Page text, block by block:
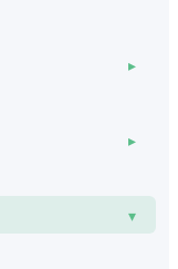
▸
▸
▾